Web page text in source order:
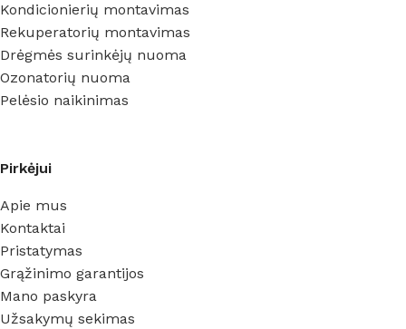
Kondicionierių montavimas
Rekuperatorių montavimas
Drėgmės surinkėjų nuoma
Ozonatorių nuoma
Pelėsio naikinimas
Pirkėjui
Apie mus
Kontaktai
Pristatymas
Grąžinimo garantijos
Mano paskyra
Užsakymų sekimas